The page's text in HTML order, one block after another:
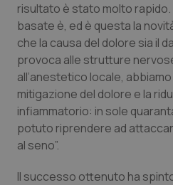
Psoriasi & pelle
Quotidiano
Quotidiano Chirurgia
Quotidiano Oncologia
Quotidiano Pediatria
risultato è stato molto rapido.
basate è, ed è questa la
che la causa del dolore sia il
provoca alle strutture
all’anestetico locale,
mitigazione del dolore e la
infiammatorio: in sole
potuto riprendere ad
al seno”.
Il successo ottenuto ha